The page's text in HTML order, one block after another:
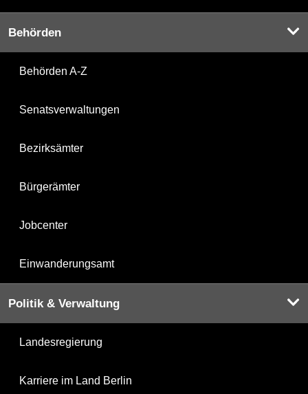
Behörden
Behörden A-Z
Senatsverwaltungen
Bezirksämter
Bürgerämter
Jobcenter
Einwanderungsamt
Politik & Verwaltung
Landesregierung
Karriere im Land Berlin